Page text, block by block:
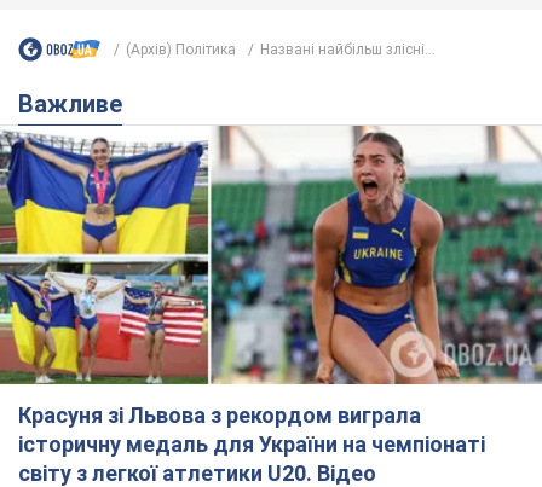
(Архів) Політика Названі найбільш злісні...
Важливе
Красуня зі Львова з рекордом виграла
історичну медаль для України на чемпіонаті
світу з легкої атлетики U20. Відео